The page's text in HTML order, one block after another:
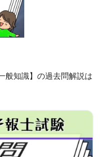
般知識】の過去問解説は